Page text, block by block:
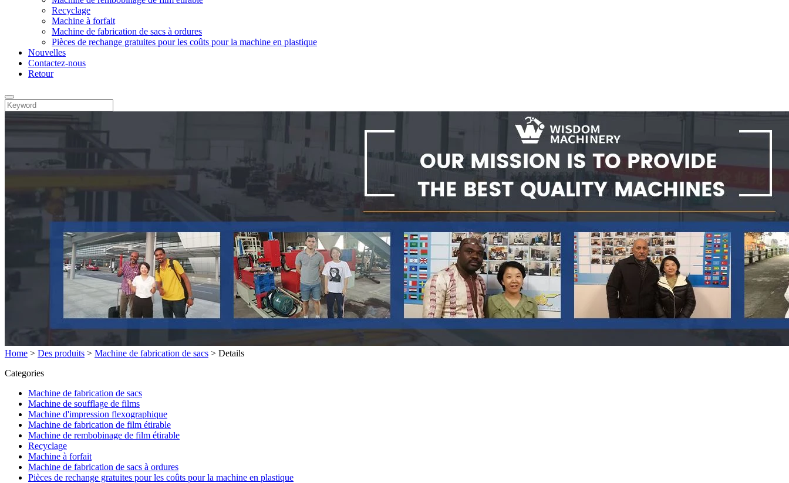
Recyclage
Machine à forfait
Machine de fabrication de sacs à ordures
Pièces de rechange gratuites pour les coûts pour la machine en plastique
Nouvelles
Contactez-nous
Retour
Home > Des produits > Machine de fabrication de sacs > Details
Categories
Machine de fabrication de sacs
Machine de soufflage de films
Machine d'impression flexographique
Machine de fabrication de film étirable
Machine de rembobinage de film étirable
Recyclage
Machine à forfait
Machine de fabrication de sacs à ordures
Pièces de rechange gratuites pour les coûts pour la machine en plastique